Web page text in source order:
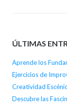
ÚLTIMAS
Aprende los
Ejercicios de
Creatividad
Descubre las